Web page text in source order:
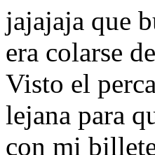
jajajaja que
era colarse
Visto el
lejana para
con mi